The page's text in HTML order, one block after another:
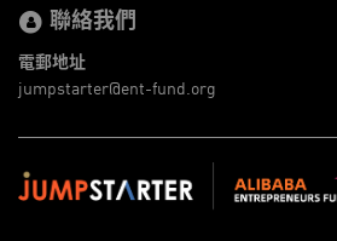
聯絡我們
電郵地址
jumpstarter@ent-fund.org